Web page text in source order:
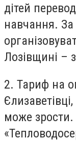
дітей
навчання.
Лозівщині –
2. Тариф на
може